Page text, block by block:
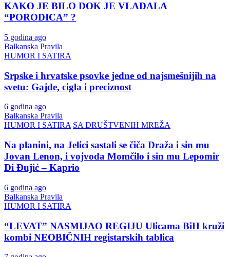
KAKO JE BILO DOK JE VLADALA
“PORODICA” ?
5 godina ago
Balkanska Pravila
HUMOR I SATIRA
Srpske i hrvatske psovke jedne od najsmešnijih na
svetu: Gajde, cigla i preciznost
6 godina ago
Balkanska Pravila
HUMOR I SATIRA SA DRUŠTVENIH MREŽA
Na planini, na Jelici sastali se čiča Draža i sin mu
Jovan Lenon, i vojvoda Momčilo i sin mu Lepomir
Di Đujić – Kaprio
6 godina ago
Balkanska Pravila
HUMOR I SATIRA
“LEVAT” NASMIJAO REGIJU Ulicama BiH kruži
kombi NEOBIČNIH registarskih tablica